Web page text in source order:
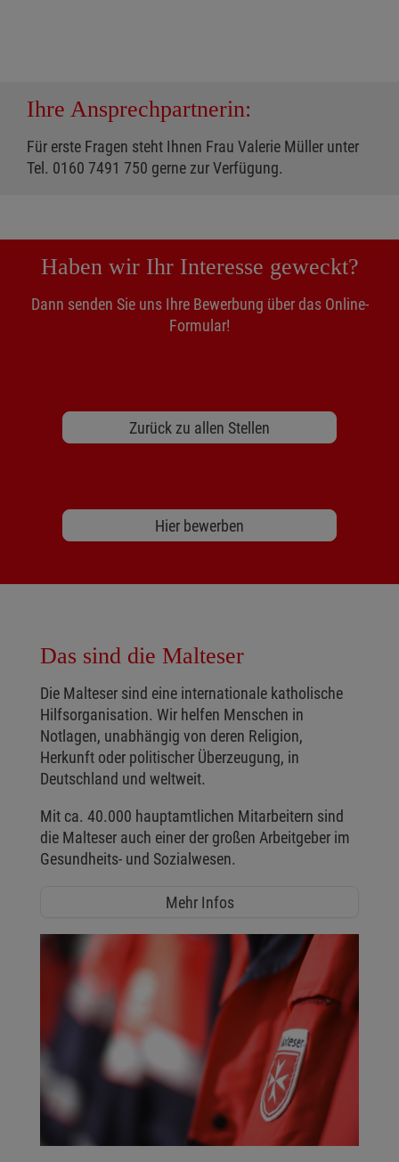
Ihre Ansprechpartnerin:
Für erste Fragen steht Ihnen Frau Valerie Müller unter
Tel. 0160 7491 750 gerne zur Verfügung.
Haben wir Ihr Interesse geweckt?
Dann senden Sie uns Ihre Bewerbung über das Online-
Formular!
Zurück zu allen Stellen
Hier bewerben
Das sind die Malteser
Die Malteser sind eine internationale katholische
Hilfsorganisation. Wir helfen Menschen in
Notlagen, unabhängig von deren Religion,
Herkunft oder politischer Überzeugung, in
Deutschland und weltweit.
Mit ca. 40.000 hauptamtlichen Mitarbeitern sind
die Malteser auch einer der großen Arbeitgeber im
Gesundheits- und Sozialwesen.
Mehr Infos